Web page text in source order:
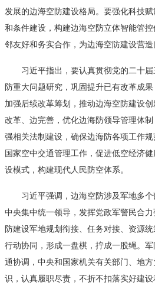
发展的边海空防建设格局。要强化科技
和条件建设，构建边海空防立体智能管
邻友好和务实合作，为边海空防建设营造
习近平指出，要认真贯彻党的二十届
防重大问题研究，巩固提升已有改革成
加强后续改革筹划，推动边海空防建设
改革、边完善，优化边海防领导管理体
强相关法制建设，确保边海防各项工作
国家空中交通管理工作，促进低空经济
设模式，构建现代人民防空体系。
习近平强调，边海空防涉及军地多个
中央集中统一领导，发挥党政军警民合
防建设军地规划衔接、任务对接、资源
行动协同，形成一盘棋，拧成一股绳。
通协调，中央和国家机关有关部门、地
识，认真履职尽责，不折不扣落实好建设